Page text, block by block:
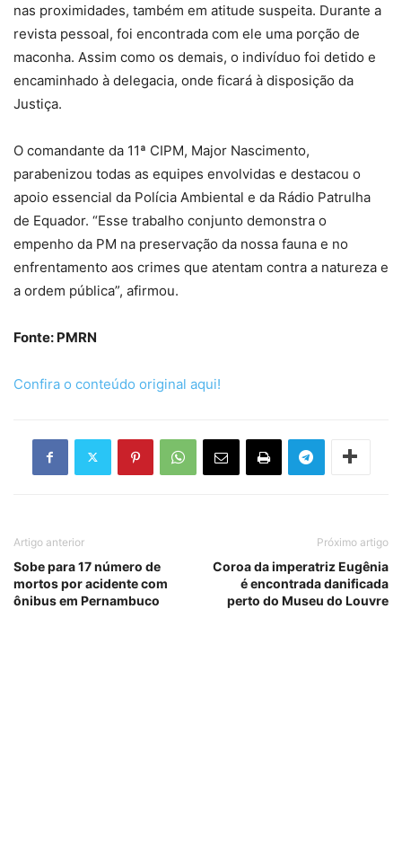
nas proximidades, também em atitude suspeita. Durante a
revista pessoal, foi encontrada com ele uma porção de
maconha. Assim como os demais, o indivíduo foi detido e
encaminhado à delegacia, onde ficará à disposição da
Justiça.
O comandante da 11ª CIPM, Major Nascimento,
parabenizou todas as equipes envolvidas e destacou o
apoio essencial da Polícia Ambiental e da Rádio Patrulha
de Equador. “Esse trabalho conjunto demonstra o
empenho da PM na preservação da nossa fauna e no
enfrentamento aos crimes que atentam contra a natureza e
a ordem pública”, afirmou.
Fonte: PMRN
Confira o conteúdo original aqui!
Artigo anterior
Sobe para 17 número de
mortos por acidente com
ônibus em Pernambuco
Próximo artigo
Coroa da imperatriz Eugênia
é encontrada danificada
perto do Museu do Louvre